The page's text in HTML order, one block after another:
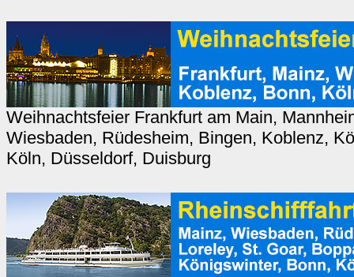
Weihnachtsfeier Frankfurt am Main,
Wiesbaden, Rüdesheim, Bingen, Koblenz,
Köln, Düsseldorf, Duisburg